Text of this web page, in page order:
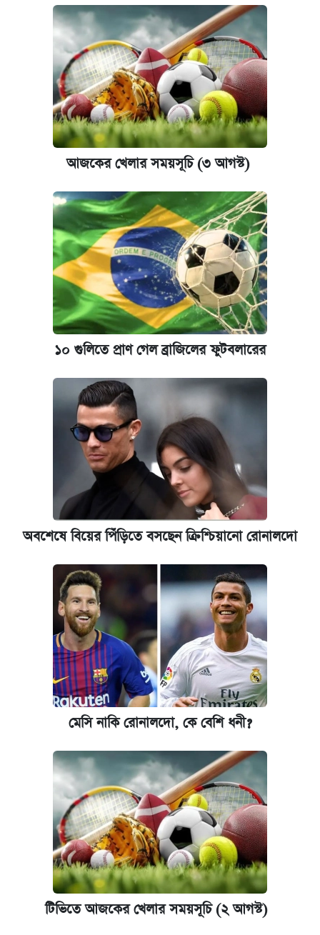
আজকের খেলার সময়সূচি (৩ আগস্ট)
১০ গুলিতে প্রাণ গেল ব্রাজিলের ফুটবলারের
অবশেষে বিয়ের পিঁড়িতে বসছেন ক্রিশ্চিয়ানো রোনালদো
মেসি নাকি রোনালদো, কে বেশি ধনী?
টিভিতে আজকের খেলার সময়সূচি (২ আগস্ট)